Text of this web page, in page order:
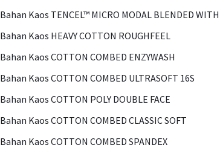
Bahan Kaos TENCEL™ MICRO MODAL BLENDED
Bahan Kaos HEAVY COTTON ROUGHFEEL
Bahan Kaos COTTON COMBED ENZYWASH
Bahan Kaos COTTON COMBED ULTRASOFT 16S
Bahan Kaos COTTON POLY DOUBLE FACE
Bahan Kaos COTTON COMBED CLASSIC SOFT
Bahan Kaos COTTON COMBED SPANDEX